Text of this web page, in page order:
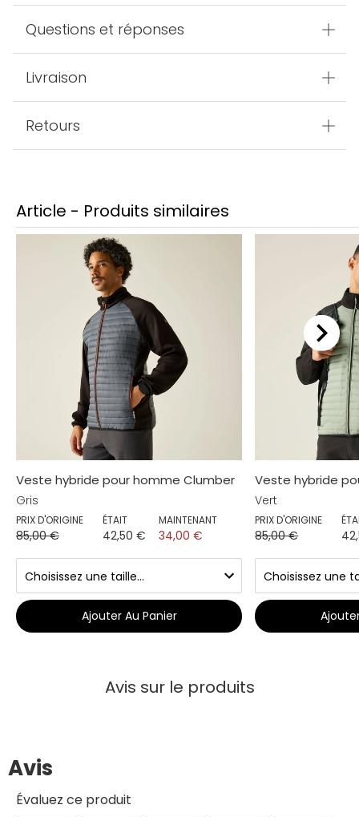
Questions et réponses
Livraison
Retours
Article - Produits similaires
Veste hybride pour homme Clumber
Gris
PRIX D'ORIGINE
85,00 €
ÉTAIT
42,50 €
MAINTENANT
34,00 €
Ajouter Au Panier
Veste hybride
Vert
PRIX D'ORIGINE
85,00 €
Avis sur le produits